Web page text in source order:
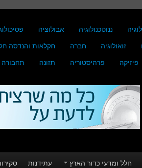
ננוטכנולוגיה אבולוציה
זואולוגיה חברה חקלאות והנדסה
פיזיקה פרהיסטוריה תזונה תחבורה
חלל ומדעי כדור הארץ עתידנות